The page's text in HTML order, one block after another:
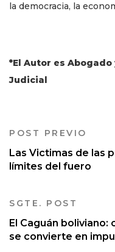
la democracia, la
*El Autor es
Judicial
POST PREVIO
Las Victimas de las
límites del fuero
SGTE. POST
El Caguán
se convierte en